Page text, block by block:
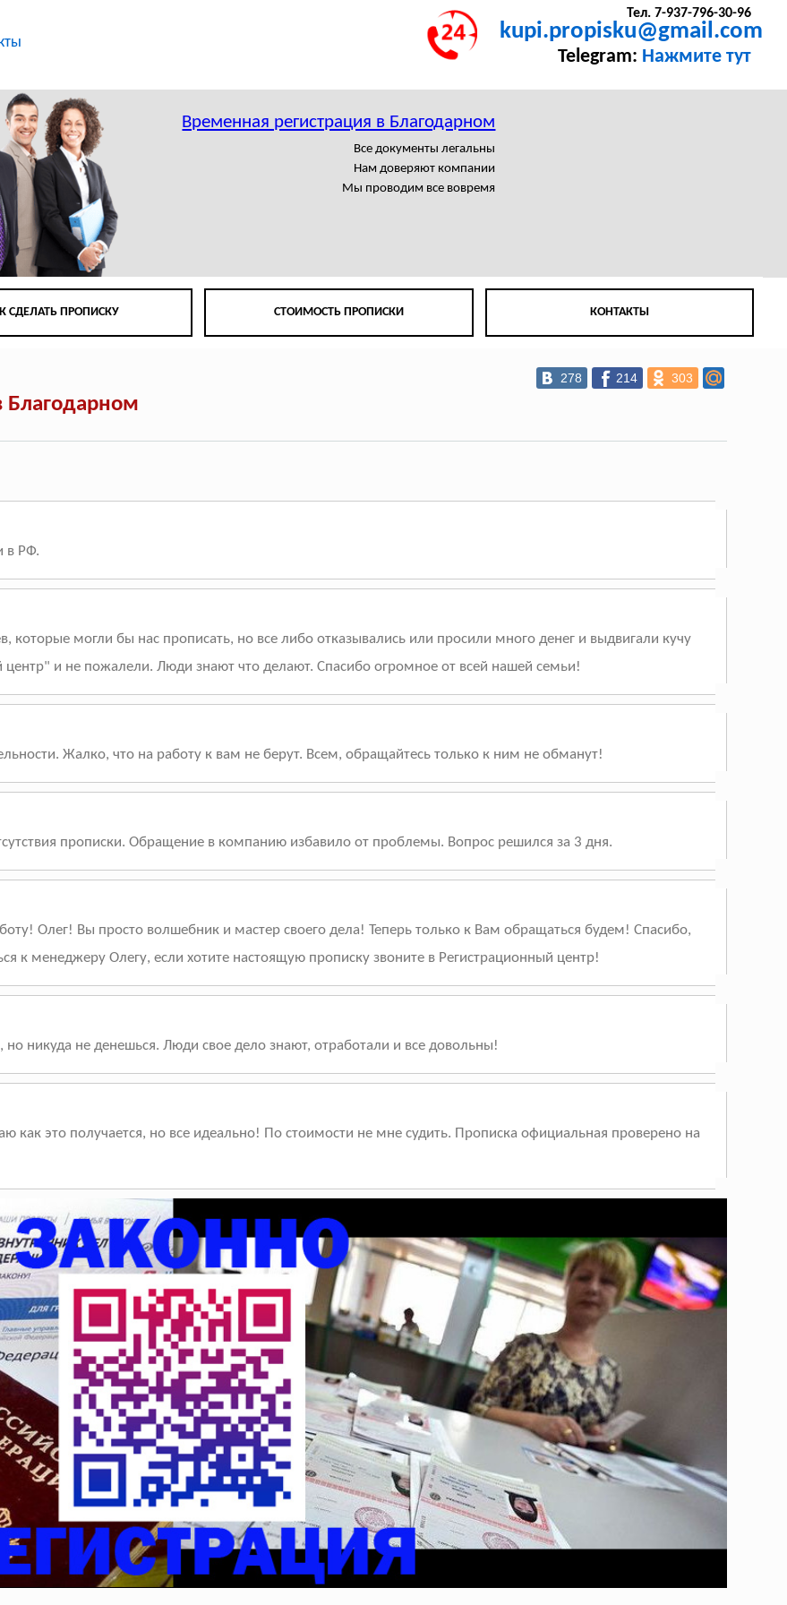
Тел. 7-937-796-30-96
kupi.propisku@gmail.com
Telegram: Нажмите тут
Временная регистрация в Благодарном
Все документы легальны
Нам доверяют компании
Мы проводим все вовремя
СДЕЛАТЬ ПРОПИСКУ СТОИМОСТЬ ПРОПИСКИ КОНТАКТЫ
278 214 303
Благодарном
в РФ.
которые могли бы нас прописать, но все либо отказывались или просили много денег и выдвигали кучу
центр" и не пожалели. Люди знают что делают. Спасибо огромное от всей нашей семьи!
Жалко, что на работу к вам не берут. Всем, обращайтесь только к ним не обманут!
прописки. Обращение в компанию избавило от проблемы. Вопрос решился за 3 дня.
Олег! Вы просто волшебник и мастер своего дела! Теперь только к Вам обращаться будем! Спасибо,
к менеджеру Олегу, если хотите настоящую прописку звоните в Регистрационный центр!
никуда не денешься. Люди свое дело знают, отработали и все довольны!
как это получается, но все идеально! По стоимости не мне судить. Прописка официальная проверено на